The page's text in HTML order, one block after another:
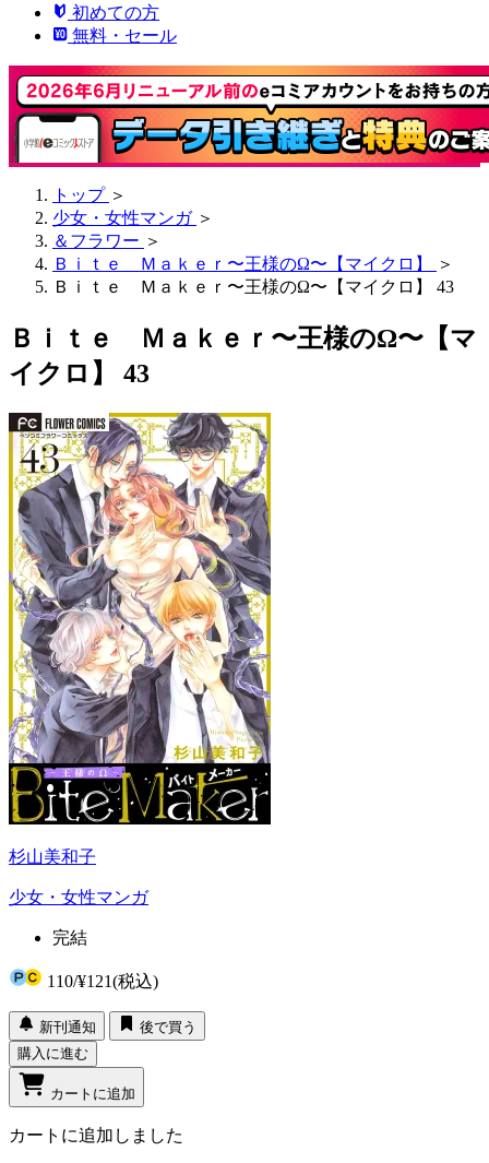
初めての方
無料・セール
トップ ＞
少女・女性マンガ ＞
＆フラワー ＞
Ｂｉｔｅ Ｍａｋｅｒ〜王様のΩ〜【マイクロ】
＞
Ｂｉｔｅ Ｍａｋｅｒ〜王様のΩ〜【マイクロ】 43
Ｂｉｔｅ Ｍａｋｅｒ〜王様のΩ〜【マ
イクロ】 43
杉山美和子
少女・女性マンガ
完結
110/¥121(税込)
新刊通知
後で買う
購入に進む
カートに追加
カートに追加しました